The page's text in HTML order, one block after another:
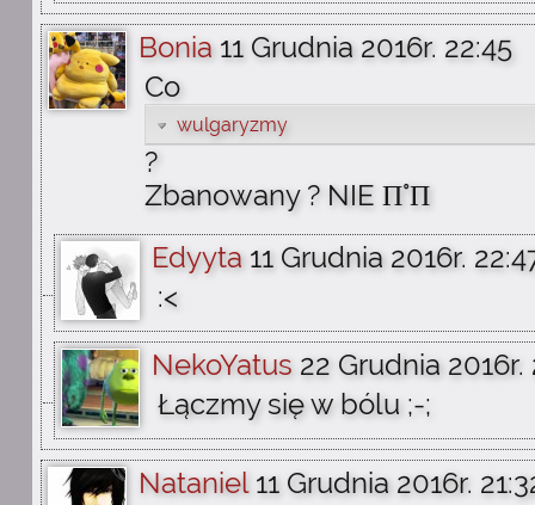
Bonia 11 Grudnia 2016r. 22:45
Co
wulgaryzmy
?
Zbanowany ? NIE Π°Π
Edyyta 11 Grudnia 2016r.
:<
NekoYatus 22 Grudnia 2016r.
Łączmy się w bólu ;-;
Nataniel 11 Grudnia 2016r.